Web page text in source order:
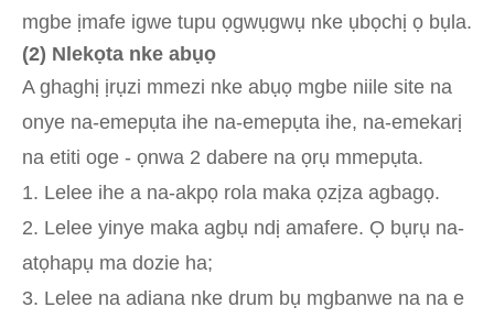
mgbe ịmafe igwe tupu ọgwụgwụ nke ụbọchị ọ bụla.
(2) Nlekọta nke abụọ
A ghaghị ịrụzi mmezi nke abụọ mgbe niile site na
onye na-emepụta ihe na-emepụta ihe, na-emekarị
na etiti oge - ọnwa 2 dabere na ọrụ mmepụta.
1. Lelee ihe a na-akpọ rola maka ọzịza agbagọ.
2. Lelee yinye maka agbụ ndị amafere. Ọ bụrụ na-
atọhapụ ma dozie ha;
3. Lelee na adiana nke drum bụ mgbanwe na na e